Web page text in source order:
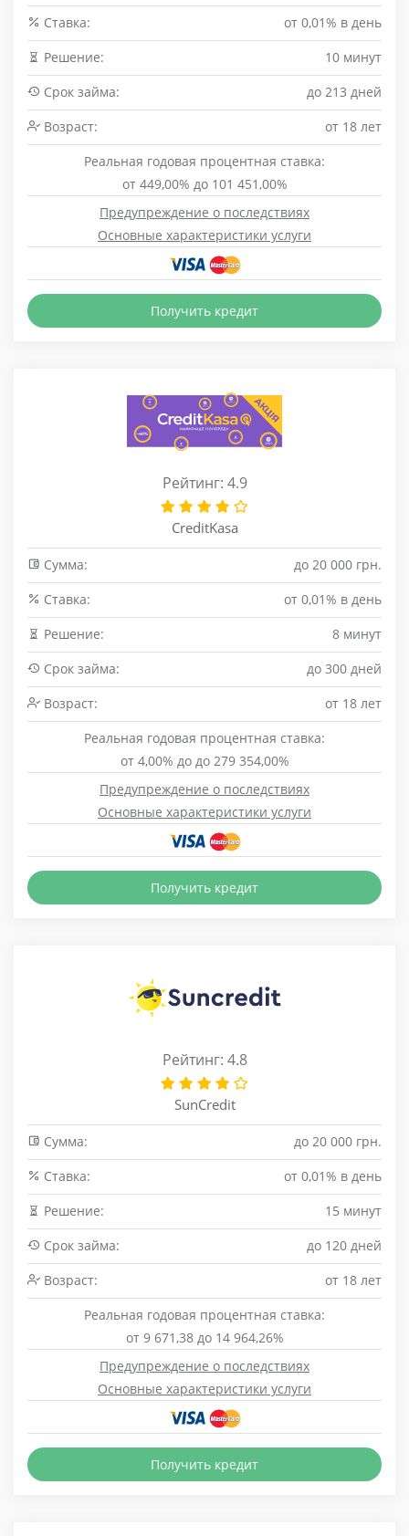
Cтавка:
от 0,01% в день
Решение:
10 минут
Срок займа:
до 213 дней
Возраст:
от 18 лет
Реальная годовая процентная ставка:
от 449,00% до 101 451,00%
Предупреждение о последствиях
Основные характеристики услуги
Получить кредит
Рейтинг: 4.9
CreditKasa
Сумма:
до 20 000 грн.
Cтавка:
от 0,01% в день
Решение:
8 минут
Срок займа:
до 300 дней
Возраст:
от 18 лет
Реальная годовая процентная ставка:
от 4,00% до до 279 354,00%
Предупреждение о последствиях
Основные характеристики услуги
Получить кредит
Рейтинг: 4.8
SunCredit
Сумма:
до 20 000 грн.
Cтавка:
от 0,01% в день
Решение:
15 минут
Срок займа:
до 120 дней
Возраст:
от 18 лет
Реальная годовая процентная ставка:
от 9 671,38 до 14 964,26%
Предупреждение о последствиях
Основные характеристики услуги
Получить кредит